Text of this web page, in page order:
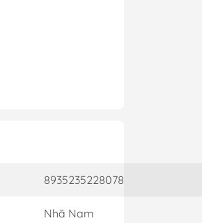
8935235228078
Nhã Nam